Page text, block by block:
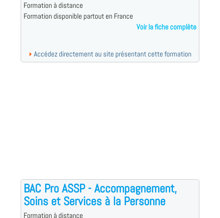
Formation à distance
Formation disponible partout en France
Voir la fiche complète
Accédez directement au site présentant cette formation
BAC Pro ASSP - Accompagnement,
Soins et Services à la Personne
Formation à distance